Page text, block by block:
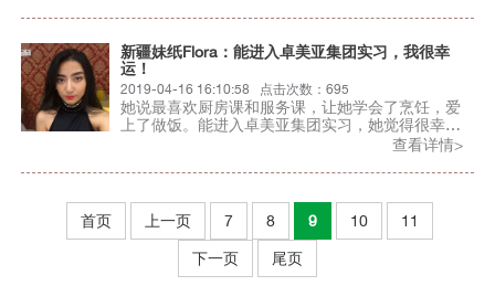
新疆妹纸Flora：能进入卓美亚集团实习，我很幸
运！
2019-04-16 16:10:58 点击次数：695
她说最喜欢厨房课和服务课，让她学会了烹饪，爱
上了做饭。能进入卓美亚集团实习，她觉得很幸
运！她就是新疆妹纸Flora。让我们一起来看看她的
查看详情>
首页 上一页 7 8 9 10
11
下一页
尾页